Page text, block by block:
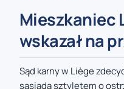
Mieszkaniec
wskazał na
Sąd karny w Liège
sąsiada sztyletem o